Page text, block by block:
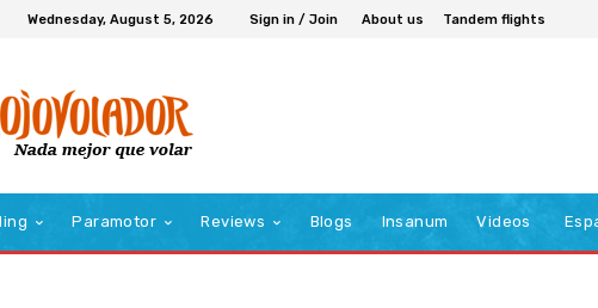
Wednesday, August 5, 2026 Sign in / Join About us Tandem flights
Paramotor Reviews Blogs Insanum Videos